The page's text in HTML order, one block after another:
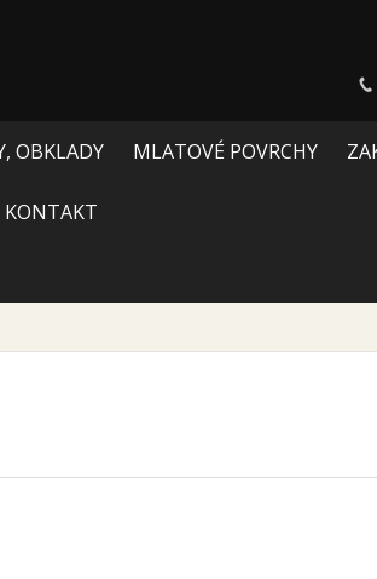
OBKLADY MLATOVÉ POVRCHY
KONTAKT